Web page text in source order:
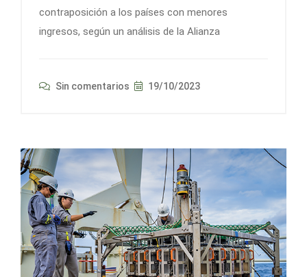
contraposición a los países con menores
ingresos, según un análisis de la Alianza
Sin comentarios 19/10/2023